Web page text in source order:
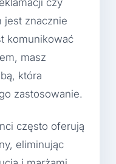
jest znacznie
komunikować
masz
która
zastosowanie.
często oferują
eliminując